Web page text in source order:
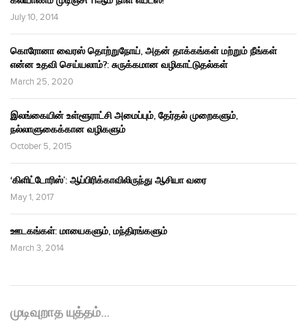
July 10, 2014
கொரோனா வைரஸ் தொற்றுநோய், அதன் தாக்கங்கள் மற்றும் நீங்கள்
என்ன உதவி செய்யலாம்?: சுருக்கமான வழிகாட்டுதல்கள்
March 25, 2020
இலங்கையின் உள்ளூராட்சி அமைப்பும், தேர்தல் முறைகளும்,
நல்லாளுகைக்கான வழிகளும்
October 5, 2015
‘கிளிட்டோரிஸ்’: ஆப்பிரிக்காவிலிருந்து ஆசியா வரை
May 1, 2017
ஊடகங்கள்: மாயைகளும், மந்திரங்களும்
March 3, 2014
முடிவுறாத யுத்தம்…